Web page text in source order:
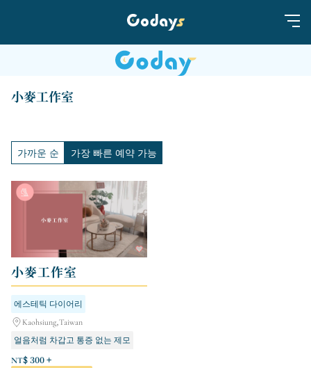
小麥工作室
가까운 순 가장 빠른 예약 가능
小麥工作室
에스테틱 다이어리
Kaohsiung,Taiwan
얼음처럼 차갑고 통증 없는 제모
기간 한정
NT$ 300 +